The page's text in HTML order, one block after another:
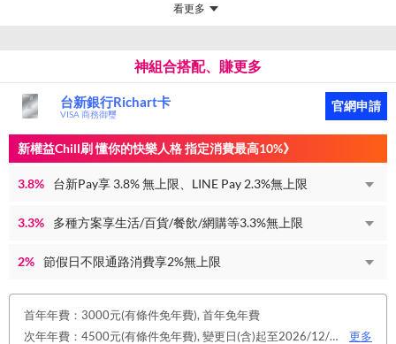
看更多
神組合搭配、賺更多
台新銀行Richart卡
VISA 商務御璽
官網申請
新權益Chill刷 懂你的快樂人格 指定消費最高10%》
3.8% 台新Pay享 3.8% 無上限、LINE Pay 2.3%無上限
3.3% 多種方案享生活/百貨/餐飲/網購等3.3%無上限
2% 節假日不限通路消費享2%無上限
首年年費：3000元(有條件免年費), 首年免年費
次年年費：4500元(有條件免年費), 變更日(含)起至2026/12/31止，符合原卡別之免年費消費條件 或 使用台新信用卡數位帳單(包含電子/行動帳單)且生效，即享免年費優惠。
更多